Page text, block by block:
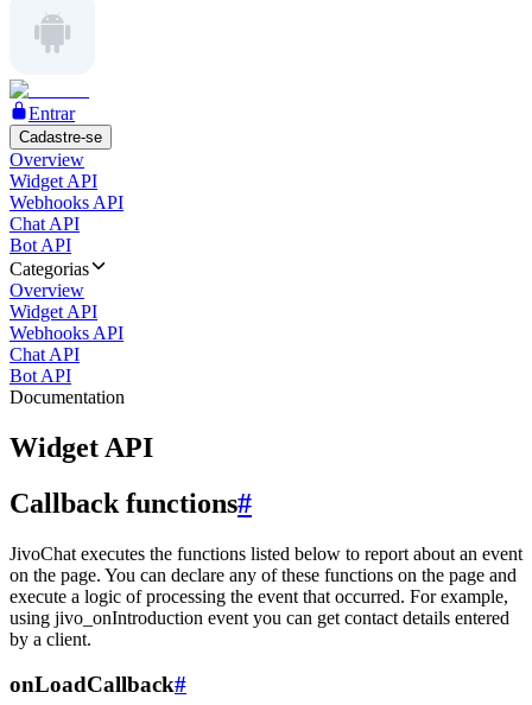
Entrar
Cadastre-se
Overview
Widget API
Webhooks API
Chat API
Bot API
Categorias
Overview
Widget API
Webhooks API
Chat API
Bot API
Documentation
Widget API
Callback functions#
JivoChat executes the functions listed below to report about an event
on the page. You can declare any of these functions on the page and
execute a logic of processing the event that occurred. For example,
using jivo_onIntroduction event you can get contact details entered
by a client.
onLoadCallback#